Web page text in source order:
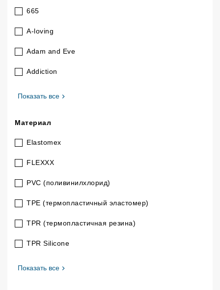
665
A-loving
Adam and Eve
Addiction
Показать все, Бренд
Материал
Elastomex
FLEXXX
PVC (поливинилхлорид)
TPE (термопластичный эластомер)
TPR (термопластичная резина)
TPR Silicone
Показать все, Материал